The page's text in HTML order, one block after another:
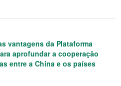
vantagens da Plataforma
aprofundar a cooperação
entre a China e os países